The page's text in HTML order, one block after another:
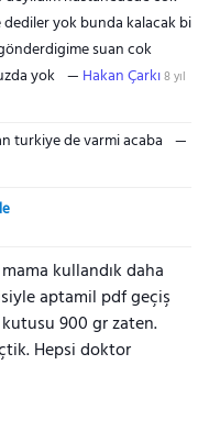
yok bunda kalacak bi
suan cok
yok
Hakan Çarkı8 yıl
turkiye de varmi acaba
kullandık daha
aptamil pdf geçiş
kutusu 900 gr zaten.
Hepsi doktor